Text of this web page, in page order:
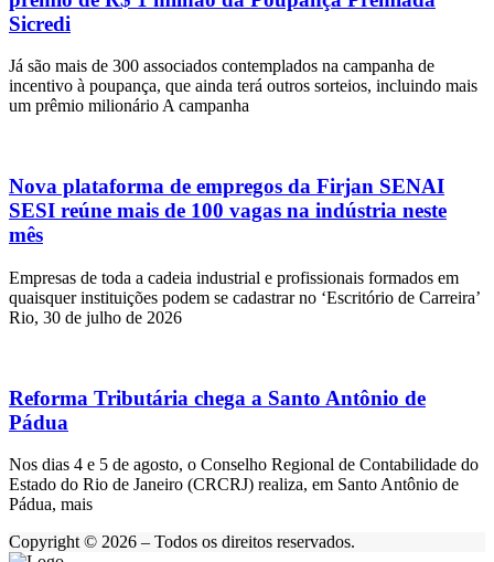
Sicredi
Já são mais de 300 associados contemplados na campanha de
incentivo à poupança, que ainda terá outros sorteios, incluindo mais
um prêmio milionário A campanha
Nova plataforma de empregos da Firjan SENAI
SESI reúne mais de 100 vagas na indústria neste
mês
Empresas de toda a cadeia industrial e profissionais formados em
quaisquer instituições podem se cadastrar no ‘Escritório de Carreira’
Rio, 30 de julho de 2026
Reforma Tributária chega a Santo Antônio de
Pádua
Nos dias 4 e 5 de agosto, o Conselho Regional de Contabilidade do
Estado do Rio de Janeiro (CRCRJ) realiza, em Santo Antônio de
Pádua, mais
Copyright © 2026 – Todos os direitos reservados.